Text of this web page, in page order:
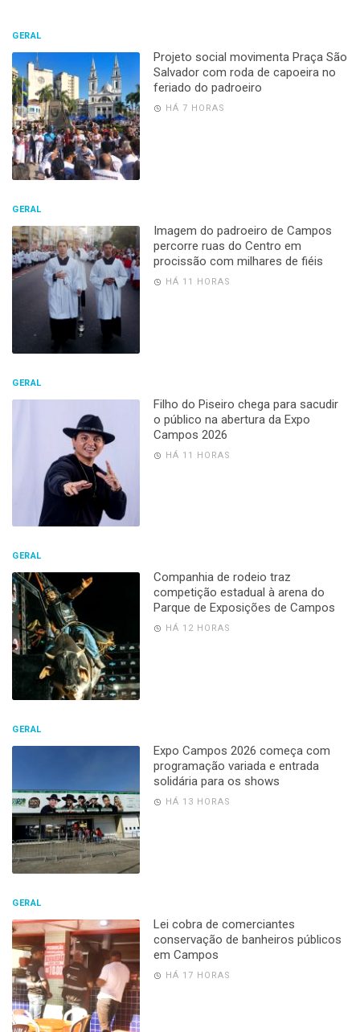
GERAL
Projeto social movimenta Praça São
Salvador com roda de capoeira no
feriado do padroeiro
HÁ 7 HORAS
GERAL
Imagem do padroeiro de Campos
percorre ruas do Centro em
procissão com milhares de fiéis
HÁ 11 HORAS
GERAL
Filho do Piseiro chega para sacudir
o público na abertura da Expo
Campos 2026
HÁ 11 HORAS
GERAL
Companhia de rodeio traz
competição estadual à arena do
Parque de Exposições de Campos
HÁ 12 HORAS
GERAL
Expo Campos 2026 começa com
programação variada e entrada
solidária para os shows
HÁ 13 HORAS
GERAL
Lei cobra de comerciantes
conservação de banheiros públicos
em Campos
HÁ 17 HORAS